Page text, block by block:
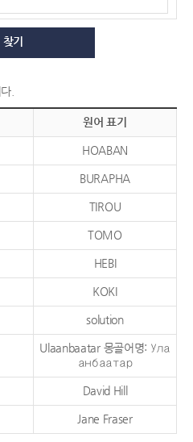
찾기
.
원어 표기
HOABAN
BURAPHA
TIROU
TOMO
HEBI
KOKI
solution
Ulaanbaatar 몽골어명: Ула
анбаатар
David Hill
Jane Fraser